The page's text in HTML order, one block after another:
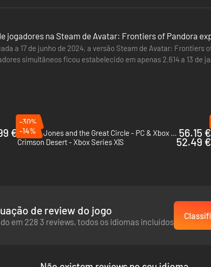
jogadores na Steam de Avatar: Frontiers of Pandora
a 17 de junho de 2024, a versão Steam de Avatar:
simultâneos ficou estabelecido em apenas 2.614 a 13 de
From the…
€
-30%
Indiana Jones and the Great Circle - PC & Xbox Series X|S (Microsoft Store) 56.15 €
-14%
Crimson Desert - Xbox Series X|S
52.49 €
de review do jogo
em 228 3 reviews, todos os idiomas incluídos